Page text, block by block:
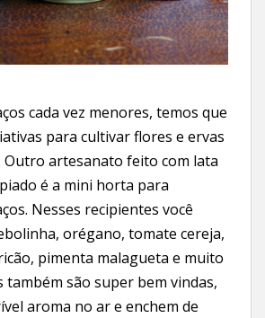
cada vez menores, temos que
para cultivar flores e ervas
Outro artesanato feito com lata
é a mini horta para
Nesses recipientes você
orégano, tomate cereja,
pimenta malagueta e muito
também são super bem vindas,
aroma no ar e enchem de